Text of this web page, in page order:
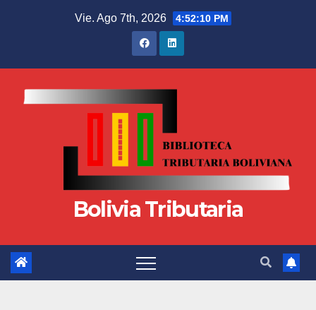
Vie. Ago 7th, 2026 4:52:10 PM
Bolivia Tributaria